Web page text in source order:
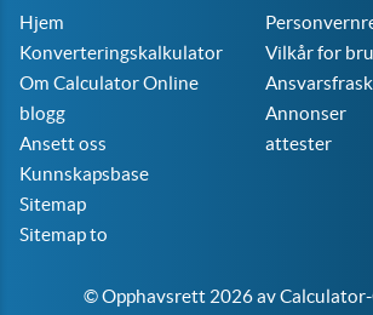
Hjem
Konverteringskalkulator
Om Calculator Online
blogg
Ansett oss
Kunnskapsbase
Sitemap
Sitemap to
Vilkår for
Annonser
attester
© Opphavsrett 2026 av